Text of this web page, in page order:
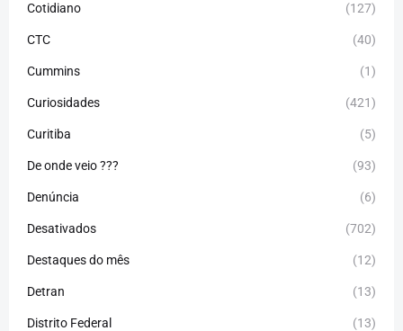
Cotidiano (127)
CTC (40)
Cummins (1)
Curiosidades (421)
Curitiba (5)
De onde veio ??? (93)
Denúncia (6)
Desativados (702)
Destaques do mês (12)
Detran (13)
Distrito Federal (13)